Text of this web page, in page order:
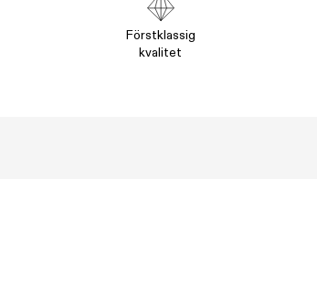
Förstklassig
kvalitet